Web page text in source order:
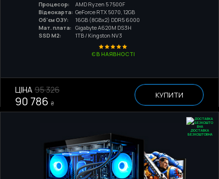
Процесор:
AMD Ryzen 5 7500F
Відеокарта: GeForce RTX 5070, 12GB
Об'єм ОЗУ:
16GB (8GBx2) DDR5 6000
Мат. плата:
Gigabyte A620M DS3H
SSD M2:
1TB / Kingston NV3
Є В НАЯВНОСТІ
ЦІНА 95 326
90 786 ₴
КУПИТИ
ДОСТАВКА
БЕЗКОШТОВНА